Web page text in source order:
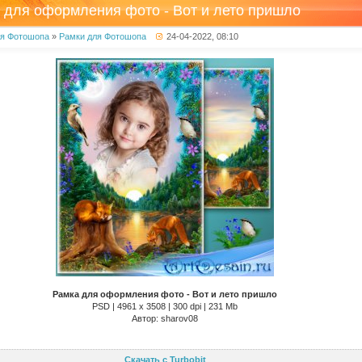
для оформления фото - Вот и лето пришло
Фотошопа » Рамки для Фотошопа 24-04-2022, 08:10
Рамка для оформления фото - Вот и лето пришло
PSD | 4961 х 3508 | 300 dpi | 231 Mb
Автор: sharov08
Скачать с Turbobit